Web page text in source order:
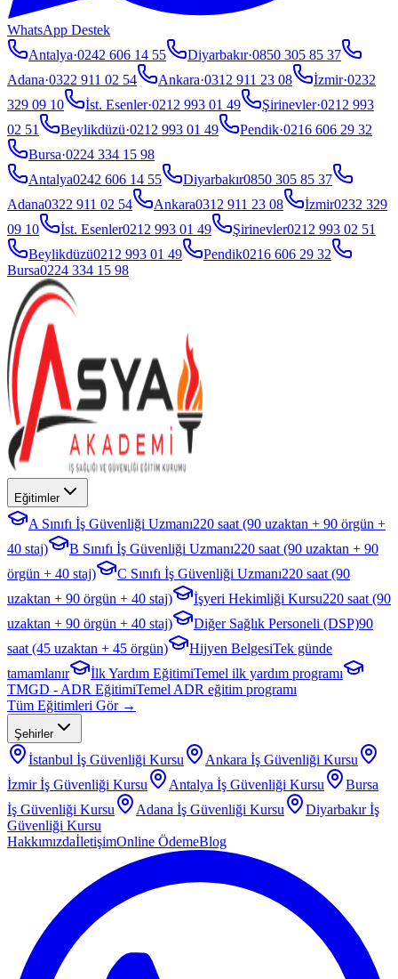
WhatsApp Destek
Antalya·0242 606 14 55 Diyarbakır·0850 305 85 37
Adana·0322 911 02 54 Ankara·0312 911 23 08 İzmir·0232
329 09 10
İst. Esenler·0212 993 01 49 Şirinevler·0212 993
02 51
Beylikdüzü·0212 993 01 49 Pendik·0216 606 29 32
Bursa·0224 334 15 98
Antalya0242 606 14 55 Diyarbakır0850 305 85 37
Adana0322 911 02 54 Ankara0312 911 23 08 İzmir0232 329
09 10
İst. Esenler0212 993 01 49 Şirinevler0212 993 02 51
Beylikdüzü0212 993 01 49 Pendik0216 606 29 32
Bursa0224 334 15 98
Eğitimler
A Sınıfı İş Güvenliği Uzmanı220 saat (90 uzaktan + 90 örgün +
40 staj)
B Sınıfı İş Güvenliği Uzmanı220 saat (90 uzaktan + 90
örgün + 40 staj)
C Sınıfı İş Güvenliği Uzmanı220 saat (90
uzaktan + 90 örgün + 40 staj)
İşyeri Hekimliği Kursu220 saat (90
uzaktan + 90 örgün + 40 staj)
Diğer Sağlık Personeli (DSP)90
saat (45 uzaktan + 45 örgün)
Hijyen BelgesiTek günde
tamamlanır
İlk Yardım EğitimiTemel ilk yardım programı
TMGD - ADR EğitimiTemel ADR eğitim programı
Tüm Eğitimleri Gör →
Şehirler
İstanbul İş Güvenliği Kursu Ankara İş Güvenliği Kursu
İzmirİş Güvenliği Kursu Antalya İş Güvenliği Kursu
Bursa
İş Güvenliği Kursu
Adana İş Güvenliği Kursu Diyarbakırİş
Güvenliği Kursu
HakkımızdaİletişimOnline ÖdemeBlog